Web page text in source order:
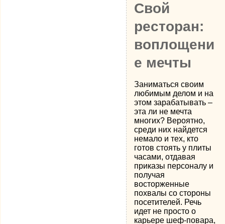
Свой
ресторан:
воплощени
е мечты
Заниматься своим
любимым делом и на
этом зарабатывать –
эта ли не мечта
многих? Вероятно,
среди них найдется
немало и тех, кто
готов стоять у плиты
часами, отдавая
приказы персоналу и
получая
восторженные
похвалы со стороны
посетителей. Речь
идет не просто о
карьере шеф-повара,